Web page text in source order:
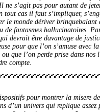
ne s’agit pas pour autant de
tout cas il faut s’impliquer,
le monde dériver brinquebalant
de fantasmes hallucinatoires.
devrait être davantage de
pour que l’on s’amuse avec
que l’on perde prise dans nos
compte.
pour montrer la misere
d’un univers qui replique assez